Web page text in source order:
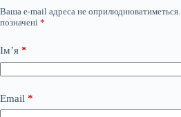
Ваша e-mail адреса не оприлюднюватиметься.
позначені *
Ім’я *
Email *